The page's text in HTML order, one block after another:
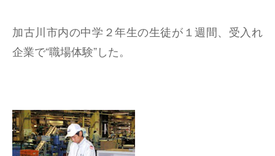
加古川市内の中学２年生の生徒が１週間、受入れ
企業で“職場体験”した。